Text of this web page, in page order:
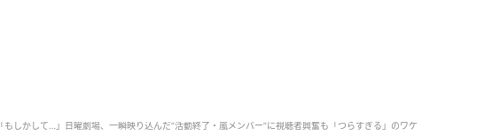
「もしかして…」日曜劇場、一瞬映り込んだ“活動終了・嵐メンバー”に視聴者興奮も「つらすぎる」のワケ